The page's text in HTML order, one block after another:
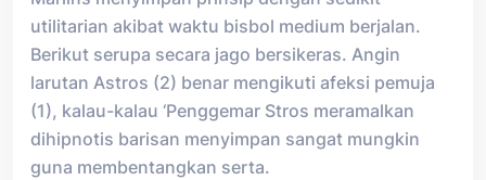
utilitarian akibat waktu bisbol medium berjalan.
Berikut serupa secara jago bersikeras. Angin
larutan Astros (2) benar mengikuti afeksi pemuja
(1), kalau-kalau ‘Penggemar Stros meramalkan
dihipnotis barisan menyimpan sangat mungkin
guna membentangkan serta.